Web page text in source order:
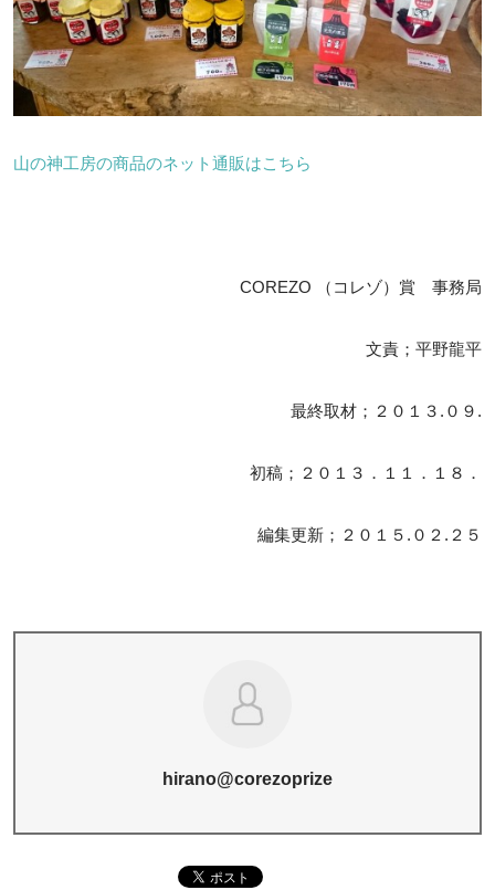
山の神工房の商品のネット通販はこちら
COREZO （コレゾ）賞 事務局
文責；平野龍平
最終取材；２０１３.０９.
初稿；２０１３．１１．１８．
編集更新；２０１５.０２.２５
hirano@corezoprize